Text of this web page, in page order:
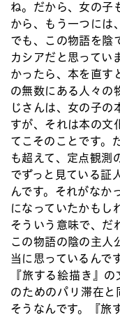
ね。だから、女の子
から、もう一つには
でも、この物語を陰
カシアだと思ってい
かったら、本を直す
の無数にある人々の
じさんは、女の子の
すが、それは本の文
てこそのことです。
も超えて、定点観測
でずっと見ている証
んです。それがなか
になっていたかもし
そういう意味で、だ
この物語の陰の主人
当に思っているんで
『旅する絵描き』
のためのパリ滞在と
そうなんです。『旅